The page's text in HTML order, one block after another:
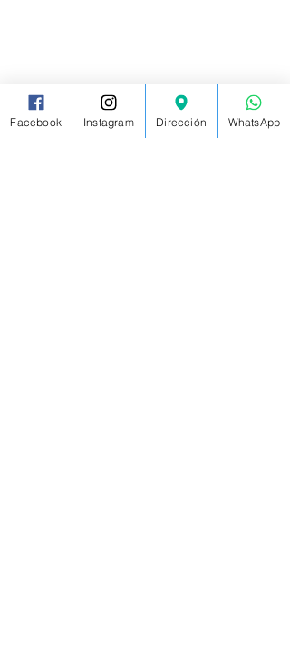
Facebook Instagram Dirección WhatsApp